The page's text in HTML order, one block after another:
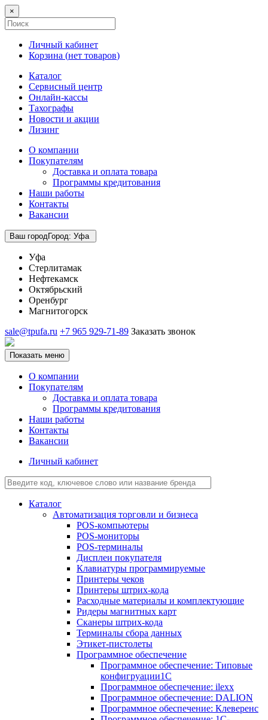
×
Личный кабинет
Корзина (нет товаров)
Каталог
Сервисный центр
Онлайн-кассы
Тахографы
Новости и акции
Лизинг
О компании
Покупателям
Доставка и оплата товара
Программы кредитования
Наши работы
Контакты
Вакансии
Ваш городГород: Уфа
Уфа
Стерлитамак
Нефтекамск
Октябрьский
Оренбург
Магнитогорск
sale@tpufa.ru +7 965 929-71-89 Заказать звонок
Показать меню
О компании
Покупателям
Доставка и оплата товара
Программы кредитования
Наши работы
Контакты
Вакансии
Личный кабинет
Каталог
Автоматизация торговли и бизнеса
POS-компьютеры
POS-мониторы
POS-терминалы
Дисплеи покупателя
Клавиатуры программируемые
Принтеры чеков
Принтеры штрих-кода
Расходные материалы и комплектующие
Ридеры магнитных карт
Сканеры штрих-кода
Терминалы сбора данных
Этикет-пистолеты
Программное обеспечение
Программное обеспечение: Типовые
конфигруации1С
Программное обеспечение: ilexx
Программное обеспечение: DALION
Программное обеспечение: Клеверенс